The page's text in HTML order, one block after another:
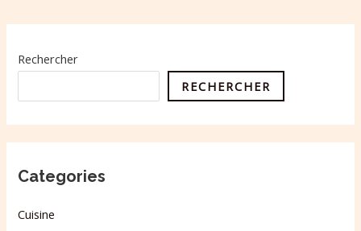
Rechercher
RECHERCHER
Categories
Cuisine